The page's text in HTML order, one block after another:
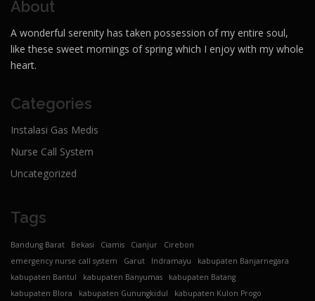
About
A wonderful serenity has taken possession of my entire soul,
like these sweet mornings of spring which I enjoy with my whole
heart.
Categories
Instalasi Gas Medis
Nurse Call System
Uncategorized
Tags
Bandung Barat Bekasi Ciamis Cianjur
Cirebon
emergency nurse call system
Garut Indramayu
kabupaten Banjarnegara
kabupaten Bantul
kabupaten Banyumas
kabupaten Batang
kabupaten Blora
kabupaten Gunungkidul kabupaten Kulon Progo